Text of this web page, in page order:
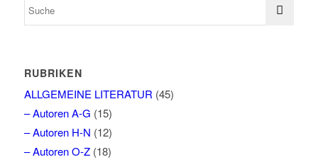
RUBRIKEN
ALLGEMEINE LITERATUR (45)
– Autoren A-G (15)
– Autoren H-N (12)
– Autoren O-Z(18)